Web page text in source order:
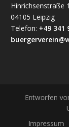
Hinrichsenstraße
04105 Leipzig
Telefon: +49 341
Entworfen
Impressum